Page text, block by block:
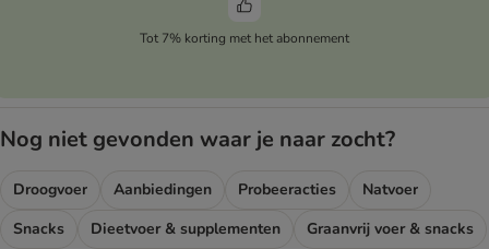
Tot 7% korting met het abonnement
Nog niet gevonden waar je naar zocht?
Droogvoer Aanbiedingen Probeeracties
Natvoer
Snacks
Dieetvoer & supplementen
Graanvrij voer & snacks